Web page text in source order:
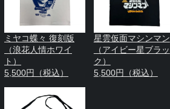
ミヤコ蝶々 復刻版
（浪花人情ホワイ
ト）
5,500円（税込）
星雲仮面マシンマン
（アイビー星ブラッ
ク）
5,500円（税込）